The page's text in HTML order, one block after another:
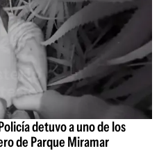
detuvo a uno de los
de Parque Miramar